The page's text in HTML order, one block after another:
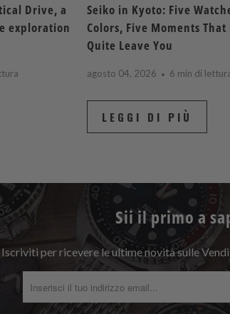
Drive, a
exploration
Seiko in Kyoto: Five
Colors, Five Moments
Quite Leave You
agosto 04, 2026 6 min di
LEGGI DI PIÙ
Sii il primo a
Iscriviti per ricevere le ultime novità sulle